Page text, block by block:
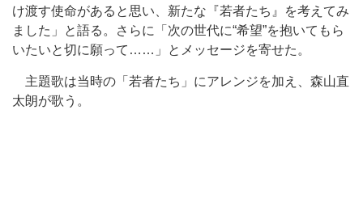
け渡す使命があると思い、新たな『若者たち』を考えてみ
ました」と語る。さらに「次の世代に“希望”を抱いてもら
いたいと切に願って……」とメッセージを寄せた。
主題歌は当時の「若者たち」にアレンジを加え、森山直
太朗が歌う。